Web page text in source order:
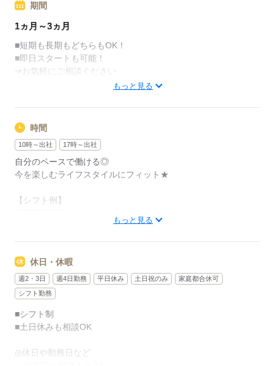
※支給規定あり
［★］日払いOK！
―――――――――
1）アプリを使って必要事項を入力・添付
●昇給あり
●日払い・週払い・月払いOK
期間
1ヵ月～3ヵ月
■短期も長期もどちらもOK！
■即日スタートも可能！
⇒お気軽にご相談ください
応募する
もっと見る
時間
10時～出社 17時～出社
自分のペースで働ける◎
今を楽しむライフスタイルにフィット★
【シフト例】
※上記は一例です
⇒残業あり or なし希望OK
■週4日～勤務OK！
勤務期間も相談OK！
もっと見る
休日・休暇
週2・3日 週4日勤務 平日休み 土日祝のみ
家庭都合休可
シフト勤務
■シフト制
■土日休みも相談OK
◎休日や勤務日など